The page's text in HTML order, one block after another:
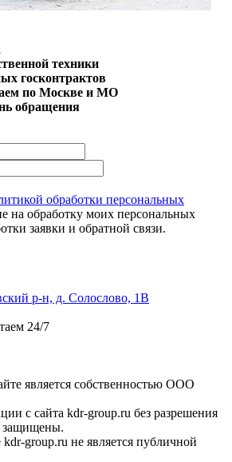
техники
госконтрактов
по Москве и МО
обращения
обработки персональных
на обработку моих персональных
заявки и обратной связи.
р-н, д. Солослово, 1В
24/7
является собственностью ООО
с сайта kdr-group.ru без разрешения
защищены.
group.ru не является публичной